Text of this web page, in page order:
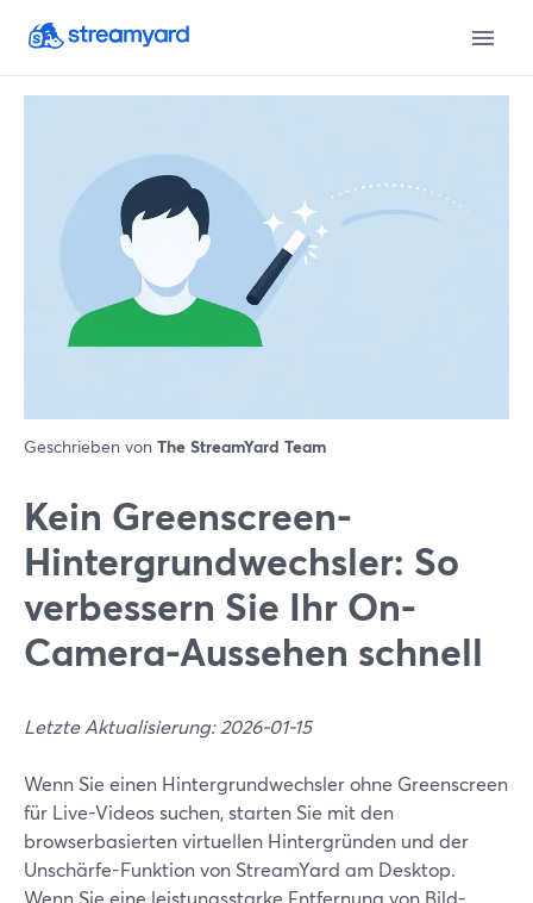
Geschrieben von The StreamYard Team
Kein Greenscreen-
Hintergrundwechsler: So
verbessern Sie Ihr On-
Camera-Aussehen schnell
Letzte Aktualisierung: 2026-01-15
Wenn Sie einen Hintergrundwechsler ohne Greenscreen
für Live-Videos suchen, starten Sie mit den
browserbasierten virtuellen Hintergründen und der
Unschärfe-Funktion von StreamYard am Desktop.
Wenn Sie eine leistungsstarke Entfernung von Bild-